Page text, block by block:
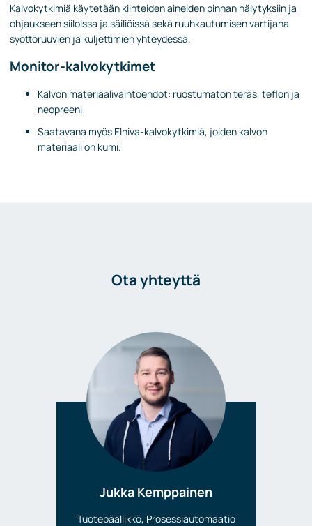
Kalvokytkimiä käytetään kiinteiden aineiden pinnan hälytyksiin ja
ohjaukseen siiloissa ja säiliöissä sekä ruuhkautumisen vartijana
syöttöruuvien ja kuljettimien yhteydessä.
Monitor-kalvokytkimet
Kalvon materiaalivaihtoehdot: ruostumaton teräs, teflon ja
neopreeni
Saatavana myös Elniva-kalvokytkimiä, joiden kalvon
materiaali on kumi.
Ota yhteyttä
Jukka Kemppainen
Tuotepäällikkö, Prosessiautomaatio